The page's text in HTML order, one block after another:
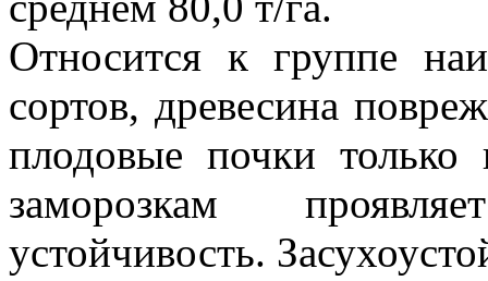
Относится к группе
сортов, древесина
плодовые почки
заморозкам
устойчивость.